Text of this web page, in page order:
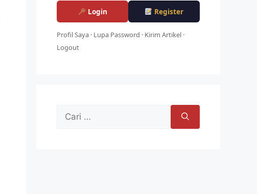
Login Register
Profil Saya · Lupa Password · Kirim Artikel ·
Logout
Cari